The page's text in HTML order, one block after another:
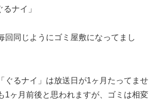
ナイ」
回同じようにゴミ屋敷になってまし
ぐるナイ」は放送日が1ヶ月たってませ
1ヶ月前後と思われますが、ゴミは相変